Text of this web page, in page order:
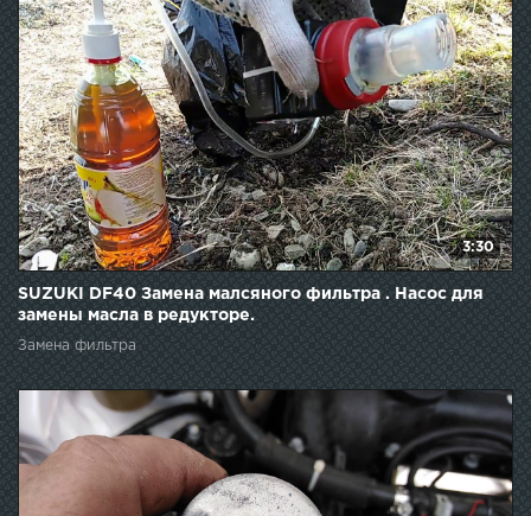
3:30
SUZUKI DF40 Замена малсяного фильтра . Насос для
замены масла в редукторе.
Замена фильтра